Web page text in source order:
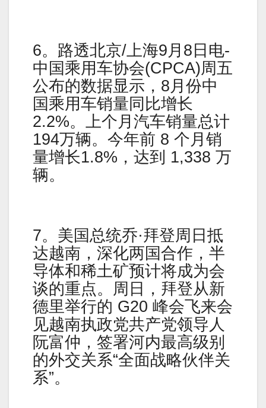
6。路透北京/上海9月8日电-
中国乘用车协会(CPCA)周五
公布的数据显示，8月份中
国乘用车销量同比增长
2.2%。上个月汽车销量总计
194万辆。今年前 8 个月销
量增长1.8%，达到 1,338 万
辆。
7。美国总统乔·拜登周日抵
达越南，深化两国合作，半
导体和稀土矿预计将成为会
谈的重点。周日，拜登从新
德里举行的 G20 峰会飞来会
见越南执政党共产党领导人
阮富仲，签署河内最高级别
的外交关系“全面战略伙伴关
系”。